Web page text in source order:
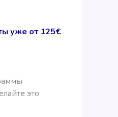
уже от 125€
это